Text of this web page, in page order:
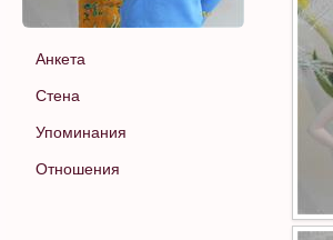
Анкета
Стена
Упоминания
Отношения